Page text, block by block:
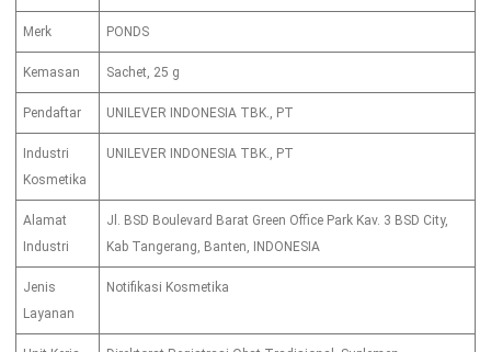
Merk PONDS
Kemasan Sachet, 25 g
Pendaftar UNILEVER INDONESIA TBK., PT
Industri
Kosmetika
UNILEVER INDONESIA TBK., PT
Alamat
Industri
Jl. BSD Boulevard Barat Green Office Park Kav. 3 BSD City,
Kab Tangerang, Banten, INDONESIA
Jenis
Layanan
Notifikasi Kosmetika